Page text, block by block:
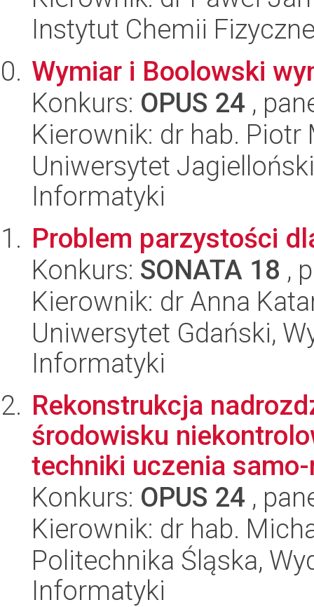
Instytut Chemii
Wymiar i Boolowski
Konkurs: OPUS 24 ,
Kierownik: dr hab. Piotr
Uniwersytet
Informatyki
Problem parzystości
Konkurs: SONATA 18 ,
Kierownik: dr Anna
Uniwersytet Gdański,
Informatyki
Rekonstrukcja
środowisku
techniki uczenia
Konkurs: OPUS 24 ,
Kierownik: dr hab.
Politechnika Śląska,
Informatyki